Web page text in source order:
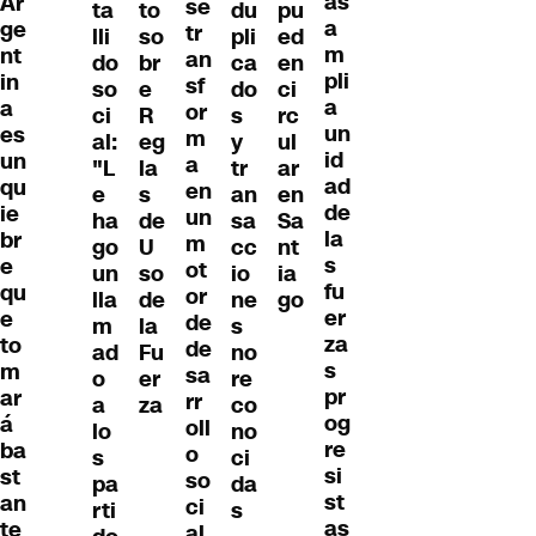
ge
nt
in
a
es
un
qu
ie
br
e
qu
e
to
m
ar
á
ba
st
an
te
ta
lli
do
so
ci
al:
"L
e
ha
go
un
lla
m
ad
o
a
lo
s
pa
rti
to
so
br
e
R
eg
la
s
de
U
so
de
la
Fu
er
za
se
tr
an
sf
or
m
a
en
un
m
ot
or
de
de
sa
rr
oll
o
so
ci
du
pli
ca
do
s
y
tr
an
sa
cc
io
ne
s
no
re
co
no
ci
da
s
pu
ed
en
ci
rc
ul
ar
en
Sa
nt
ia
go
a
m
pli
a
un
id
ad
de
la
s
fu
er
za
s
pr
og
re
si
st
as